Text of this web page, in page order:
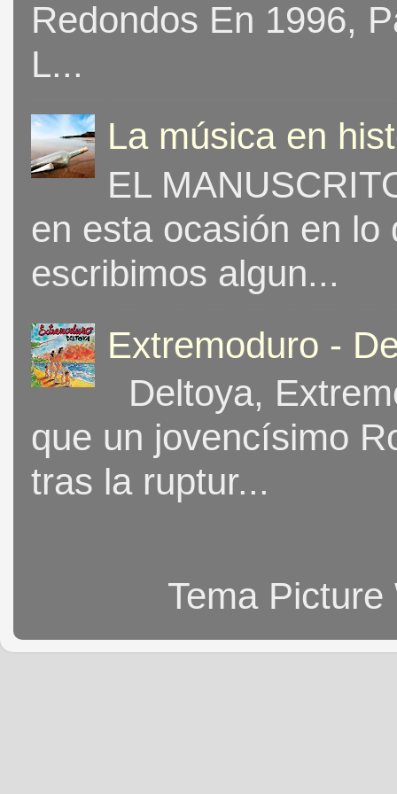
Redondos En 1996,
L...
La música en
EL
en esta ocasión en
escribimos algun...
Extremoduro -
Deltoya,
que un jovencísimo
tras la ruptur...
Tema